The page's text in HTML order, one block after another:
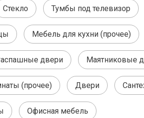
Стекло Тумбы под телевизор
Мебель для кухни (прочее)
двери Маятниковые
(прочее) Двери
Офисная мебель